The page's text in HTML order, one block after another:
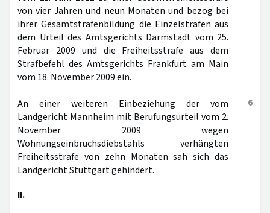
von vier Jahren und neun Monaten und bezog bei
ihrer Gesamtstrafenbildung die Einzelstrafen aus
dem Urteil des Amtsgerichts Darmstadt vom 25.
Februar 2009 und die Freiheitsstrafe aus dem
Strafbefehl des Amtsgerichts Frankfurt am Main
vom 18. November 2009 ein.
6
An einer weiteren Einbeziehung der vom
Landgericht Mannheim mit Berufungsurteil vom 2.
November 2009 wegen
Wohnungseinbruchsdiebstahls verhängten
Freiheitsstrafe von zehn Monaten sah sich das
Landgericht Stuttgart gehindert.
II.